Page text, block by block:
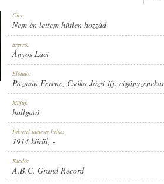
Cím:
Nem én lettem hűtlen hozzád
Szerző:
Ányos Laci
Előadó:
Pázmán Ferenc, Csóka Józsi ifj.
Műfaj:
hallgató
Felvétel ideje és helye:
1914 körül, -
Kiadó:
A.B.C. Grand Record